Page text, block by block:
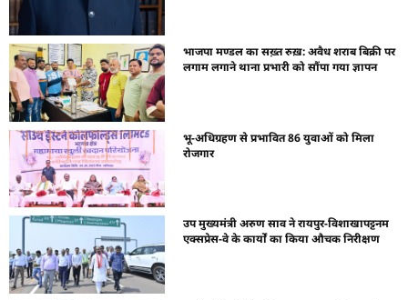
भाजपा मण्डल का सख़्त रुख़: अवैध शराब बिक्री पर
लगाम लगाने थाना प्रभारी को सौंपा गया ज्ञापन
भू-अधिग्रहण से प्रभावित 86 युवाओं को मिला
रोजगार
उप मुख्यमंत्री अरुण साव ने रायपुर-विशाखापट्टनम
एक्सप्रेस-वे के कार्यों का किया औचक निरीक्षण